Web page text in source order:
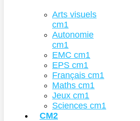
Arts visuels
cm1
Autonomie
cm1
EMC cm1
EPS cm1
Français cm1
Maths cm1
Jeux cm1
Sciences cm1
CM2